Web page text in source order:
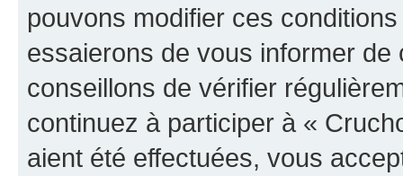
pouvons modifier ces
essaierons de vous informer
conseillons de vérifier
continuez à participer à «
aient été effectuées, vous